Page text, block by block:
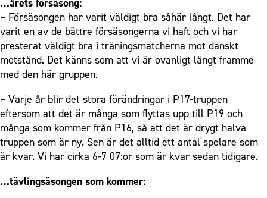
…årets försäsong:
– Försäsongen har varit väldigt bra såhär långt. Det har
varit en av de bättre försäsongerna vi haft och vi har
presterat väldigt bra i träningsmatcherna mot danskt
motstånd. Det känns som att vi är ovanligt långt framme
med den här gruppen.
– Varje år blir det stora förändringar i P17-truppen
eftersom att det är många som flyttas upp till P19 och
många som kommer från P16, så att det är drygt halva
truppen som är ny. Sen är det alltid ett antal spelare som
är kvar. Vi har cirka 6-7 07:or som är kvar sedan tidigare.
…tävlingsäsongen som kommer: